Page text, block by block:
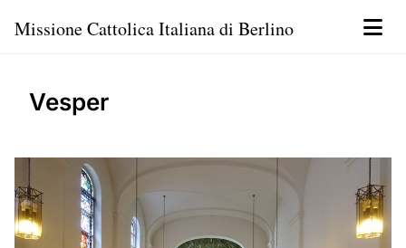
Missione Cattolica Italiana di Berlino
Vesper